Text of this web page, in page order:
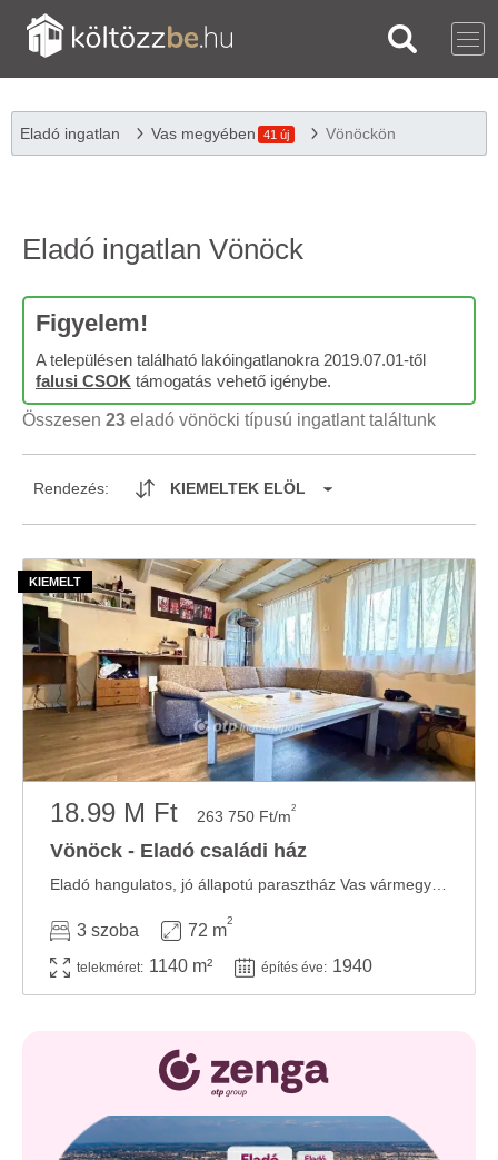
Eladó ingatlan Vas megyében 41 új Vönöckön
Eladó ingatlan Vönöck
Figyelem!
A településen található lakóingatlanokra 2019.07.01-től
falusi CSOK támogatás vehető igénybe.
Összesen 23 eladó vönöcki típusú ingatlant találtunk
Rendezés: KIEMELTEK ELÖL
18.99 M Ft 263 750 Ft/m2
Vönöck - Eladó családi ház
3 szoba 72 m
2
telekméret: 1140 m² építés éve: 1940